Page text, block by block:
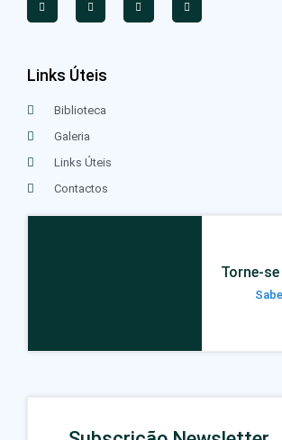
Links Úteis
Biblioteca
Galeria
Links Úteis
Contactos
Torne-